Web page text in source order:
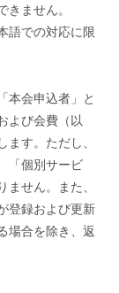
ません。
語での対応に限
本会申込者」と
よび会費（以
す。ただし、
「個別サービ
せん。また、
登録および更新
場合を除き、返